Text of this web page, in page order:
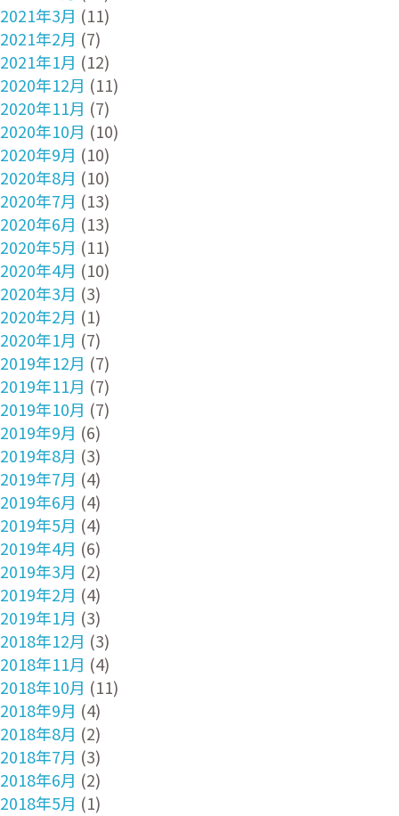
2021年3月 (11)
2021年2月 (7)
2021年1月 (12)
2020年12月 (11)
2020年11月 (7)
2020年10月 (10)
2020年9月 (10)
2020年8月 (10)
2020年7月 (13)
2020年6月 (13)
2020年5月 (11)
2020年4月 (10)
2020年3月 (3)
2020年2月 (1)
2020年1月 (7)
2019年12月 (7)
2019年11月 (7)
2019年10月 (7)
2019年9月 (6)
2019年8月 (3)
2019年7月 (4)
2019年6月 (4)
2019年5月 (4)
2019年4月 (6)
2019年3月 (2)
2019年2月 (4)
2019年1月 (3)
2018年12月 (3)
2018年11月 (4)
2018年10月 (11)
2018年9月 (4)
2018年8月 (2)
2018年7月 (3)
2018年6月 (2)
2018年5月 (1)